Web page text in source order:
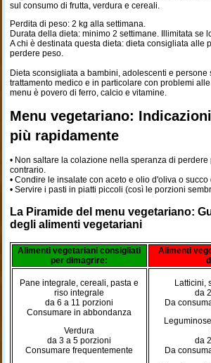
sul consumo di frutta, verdura e cereali.
Perdita di peso: 2 kg alla settimana.
Durata della dieta: minimo 2 settimane. Illimitata se
A chi è destinata questa dieta: dieta consigliata alle
perdere peso.
Dieta sconsigliata a bambini, adolescenti e persone
trattamento medico e in particolare con problemi
menu è povero di ferro, calcio e vitamine.
Menu vegetariano:
più rapidamente
• Non saltare la colazione nella speranza di perdere
contrario.
• Condire le insalate con aceto e olio d'oliva o succo
• Servire i pasti in piatti piccoli (così le porzioni
La Piramide del menu vegetariano:
degli alimenti vegetariani
Alimenti vegetariani consigliati
per dimagrire:
Alimenti
Pane integrale, cereali, pasta e
riso integrale
da 6 a 11 porzioni
Consumare in abbondanza
Verdura
da 3 a 5 porzioni
Consumare frequentemente
Latticini,
da
Da
da
Da